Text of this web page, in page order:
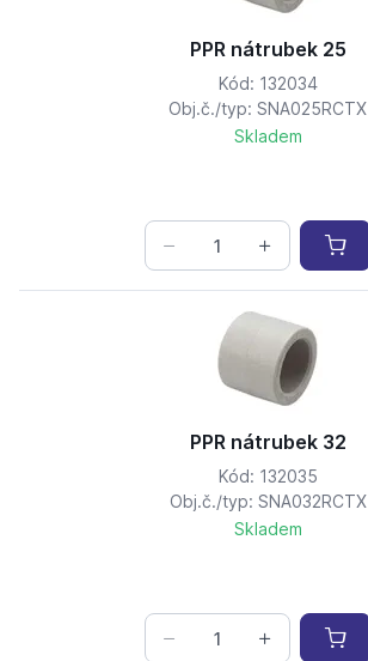
PPR nátrubek 25
Kód: 132034
Obj.č./typ: SNA025RCTX
Skladem
PPR nátrubek 32
Kód: 132035
Obj.č./typ: SNA032RCTX
Skladem